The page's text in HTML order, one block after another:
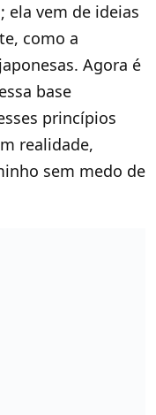
ela vem de ideias
como a
Agora é
base
princípios
realidade,
sem medo de